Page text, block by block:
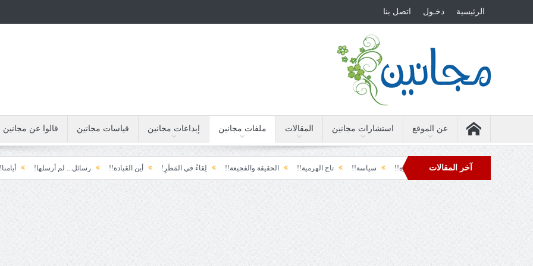
الرئيسية دخـول اتصل بنا
عن الموقع استشارات مجانين المقالات ملفات مجانين إبداعات مجانين قياسات مجانين قالوا عن مجانين
آخر المقالات الأرضة والسياسة!! لحظة نشوة!! سياسة!! تاج الهرمية!! الحقيقة والفجيعة!! لِقاءُ في المَطَرِ! أين القيادة!! رسائل... لم أرسلها! أيامنا!!
دول تل الرمل!! فوبيا الفرح المفاجئ!